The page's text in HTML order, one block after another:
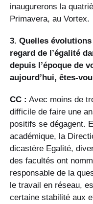
inaugurerons la
Primavera, au Vortex.
3. Quelles
regard de l’égalité
depuis l’époque de
aujourd’hui, êtes-
CC : Avec moins de
difficile de faire une
positifs se dégagent.
académique, la
dicastère Egalité,
des facultés ont
responsable de la
le travail en réseau,
certaine stabilité aux